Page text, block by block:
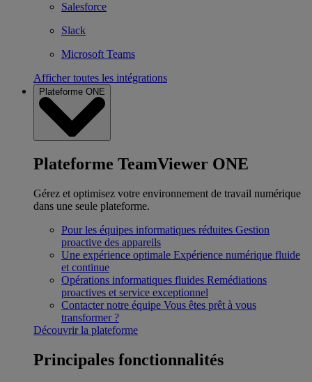
Salesforce
Slack
Microsoft Teams
Afficher toutes les intégrations
Plateforme ONE
Plateforme TeamViewer ONE
Gérez et optimisez votre environnement de travail numérique
dans une seule plateforme.
Pour les équipes informatiques réduites Gestion
proactive des appareils
Une expérience optimale Expérience numérique fluide
et continue
Opérations informatiques fluides Remédiations
proactives et service exceptionnel
Contacter notre équipe Vous êtes prêt à vous
transformer ?
Découvrir la plateforme
Principales fonctionnalités